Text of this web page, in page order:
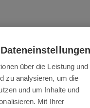
über die Leistung und
zu analysieren, um die
und um Inhalte und
Mit Ihrer